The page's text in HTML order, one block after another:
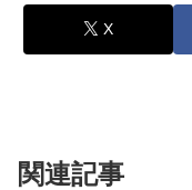
X
関連記事